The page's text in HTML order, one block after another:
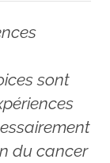
sont
du cancer